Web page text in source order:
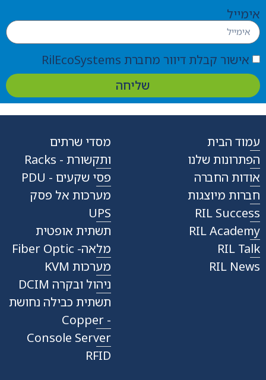
אימייל
אישור קבלת דיוור מחברת RilEcoSystems
שליחה
עמוד הבית
הפתרונות שלנו
אודות החברה
חברות מיוצגות
RIL Success
RIL Academy
RIL Talk
RIL News
מסדי שרתים
ותקשורת - Racks
פסי שקעים - PDU
מערכות אל פסק
UPS
תשתית אופטית
מלאה- Fiber Optic
מערכות KVM
ניהול ובקרה DCIM
תשתית כבילה נחושת
- Copper
Console Server
RFID